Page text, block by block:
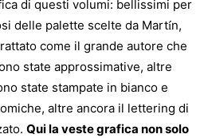
di questi volumi: bellissimi per
delle palette scelte da Martín,
come il grande autore che
state approssimative, altre
state stampate in bianco e
altre ancora il lettering di
Qui la veste grafica non solo